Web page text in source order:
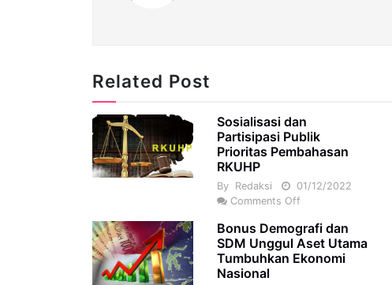
Related Post
Sosialisasi dan
Partisipasi Publik
Prioritas Pembahasan
RKUHP
By Redaksi
01/12/2022
Comments Off
Bonus Demografi dan
SDM Unggul Aset Utama
Tumbuhkan Ekonomi
Nasional